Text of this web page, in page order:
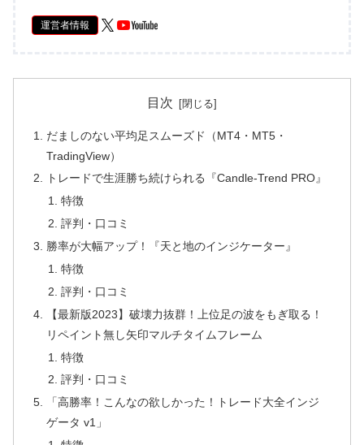
運営者情報
目次
だましのない平均足スムーズド（MT4・MT5・
TradingView）
トレードで生涯勝ち続けられる『Candle-Trend PRO』
特徴
評判・口コミ
勝率が大幅アップ！『天と地のインジケーター』
特徴
評判・口コミ
【最新版2023】破壊力抜群！上位足の波をもぎ取る！
リペイント無し矢印マルチタイムフレーム
特徴
評判・口コミ
「高勝率！こんなの欲しかった！トレード大全インジ
ゲータ v1」